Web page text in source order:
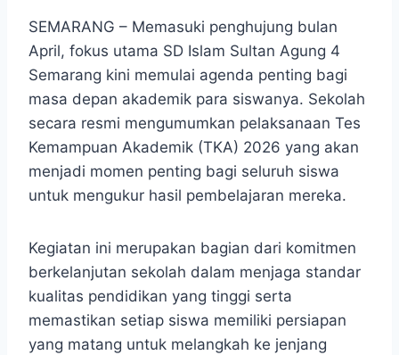
SEMARANG – Memasuki penghujung bulan
April, fokus utama SD Islam Sultan Agung 4
Semarang kini memulai agenda penting bagi
masa depan akademik para siswanya. Sekolah
secara resmi mengumumkan pelaksanaan Tes
Kemampuan Akademik (TKA) 2026 yang akan
menjadi momen penting bagi seluruh siswa
untuk mengukur hasil pembelajaran mereka.
Kegiatan ini merupakan bagian dari komitmen
berkelanjutan sekolah dalam menjaga standar
kualitas pendidikan yang tinggi serta
memastikan setiap siswa memiliki persiapan
yang matang untuk melangkah ke jenjang